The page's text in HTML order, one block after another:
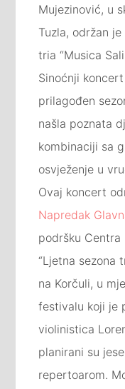
Mujezinović, u
Tuzla, održan
tria “Musica
Sinoćnji
prilagođen
našla poznata
kombinaciji sa
osvježenje u
Ovaj koncert
Napredak
podršku Centra
“Ljetna sezona
na Korčuli, u
festivalu koji je
violinistica
planirani su
repertoarom.